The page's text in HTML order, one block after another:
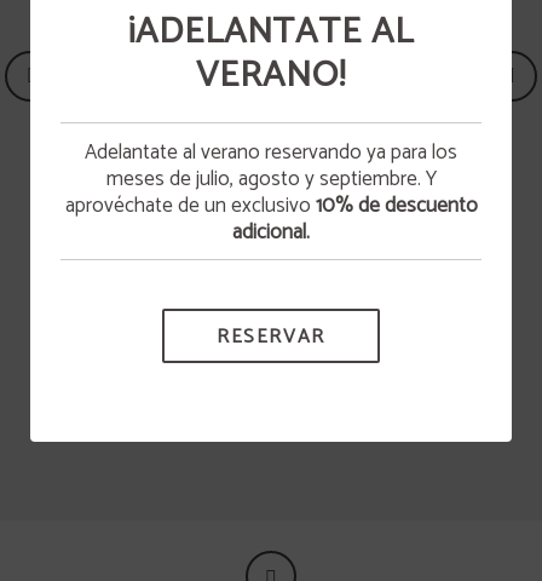
Parque Natural de Urbasa-Andia
WHATSAPP
Escríbenos para cualquier consulta o duda que
tengas.
Estaremos encantados de ayudarte.
ESCRÍBENOS
¡ADELANTATE AL
VERANO!
Adelantate al verano reservando ya para los
meses de julio, agosto y septiembre. Y
aprovéchate de un exclusivo10% de descuento
adicional.
RESERVAR